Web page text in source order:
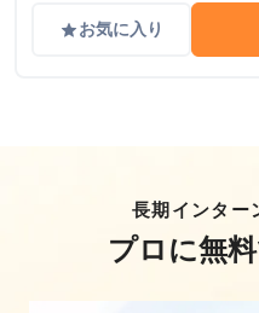
gradeお気に入り
長期インター
プロに無